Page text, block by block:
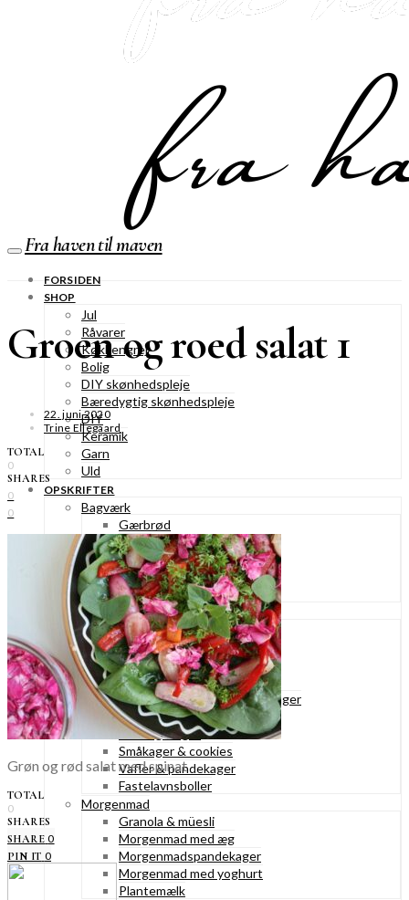
Fra haven til maven
FORSIDEN
SHOP
Jul
Råvarer
Køkkengrej
Bolig
DIY skønhedspleje
Bæredygtig skønhedspleje
DIY
Keramik
Garn
Uld
OPSKRIFTER
Bagværk
Gærbrød
Boller
Madbrød
Rugbrød
Kiks & knækbrød
Kager
Æblekager
Skærekager
Søde tærter
Muffins & cupcakes
Gærkager & sammenlagte kager
Konditorkager
Marengskager
Småkager & cookies
Vafler & pandekager
Fastelavnsboller
Morgenmad
Granola & müesli
Morgenmad med æg
Morgenmadspandekager
Morgenmad med yoghurt
Plantemælk
Groen og roed salat 1
22. juni 2020
Trine Ellegaard
TOTAL
0
SHARES
0
0
Grøn og rød salat med spinat
TOTAL
0
SHARES
SHARE 0
PIN IT 0